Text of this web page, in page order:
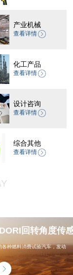
产业机械
查看详情
化工产品
查看详情
设计咨询
查看详情
综合其他
查看详情
回转角度传
各种燃料消费试验汽车，发动